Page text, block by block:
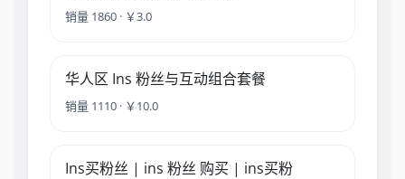
销量 1860 · ￥3.0
华人区 Ins 粉丝与互动组合套餐
销量 1110 · ￥10.0
Ins买粉丝 | ins 粉丝 购买 | ins买粉